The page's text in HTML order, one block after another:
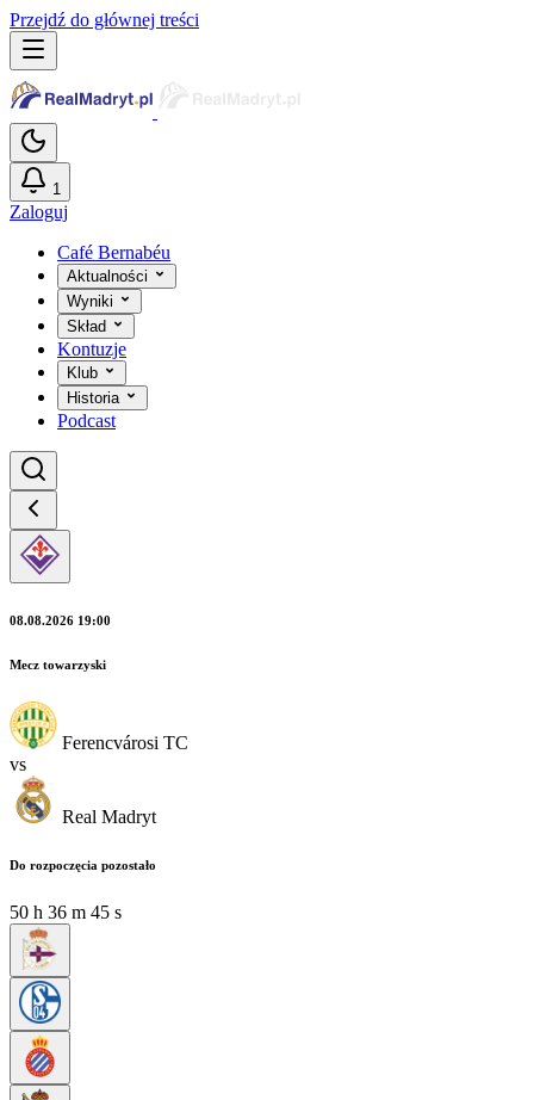
Przejdź do głównej treści
1
Zaloguj
Café Bernabéu
Aktualności
Wyniki
Skład
Kontuzje
Klub
Historia
Podcast
08.08.2026 19:00
Mecz towarzyski
Ferencvárosi TC
vs
Real Madryt
Do rozpoczęcia pozostało
50 h 36 m 44 s